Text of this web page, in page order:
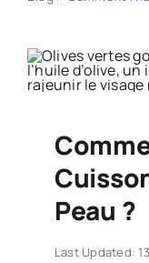
Peau ?
Last Updated: